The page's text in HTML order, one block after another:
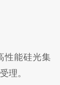
性能硅光集
理。